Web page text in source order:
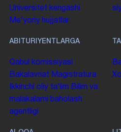
Universitet kengashi
Me'yoriy hujjatlar
ABITURIYENTLARGA
Qabul komissiyasi
Bakalavriat Magistratura
Ikkinchi oliy taʼlim Bilim va
malakalarni baholash
agentligi